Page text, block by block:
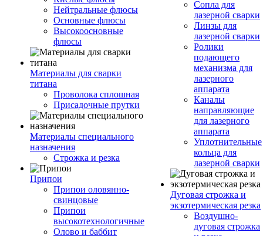
Нейтральные флюсы
Основные флюсы
Высокоосновные
флюсы
Материалы для сварки
титана
Проволока сплошная
Присадочные прутки
Материалы специального
назначения
Строжка и резка
Припои
Припои оловянно-
свинцовые
Припои
высокотехнологичные
Олово и баббит
Сопла для
лазерной сварки
Линзы для
лазерной сварки
Ролики
подающего
механизма для
лазерного
аппарата
Каналы
направляющие
для лазерного
аппарата
Уплотнительные
кольца для
лазерной сварки
Дуговая строжка и
экзотермическая резка
Воздушно-
дуговая строжка